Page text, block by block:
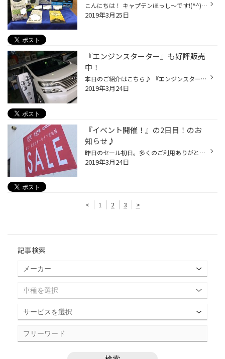
こんにちは！ キャプテンほっし～です!(^^)! ついにマーベル最新作『キャプテンマーベル』が公開されましたネ！！ アベンジャーズが結成される前のお話なのですが ものすごく楽しみですｗｗｗ さて！！ 最近は雪もとけてこれからドライブやお出かけする機会が増えてくるとおもいます！ そこで活躍す...
2019年3月25日
『エンジンスターター』も好評販売
中！
本日のご紹介はこちら♪ 『エンジンスターター』です！ 冬はお車に乗る前から暖かくでき 夏は涼しく快適な車内を実現できますよ♪ 様々なお車にご対応できますので、お気軽にご相談下さいませ♪ ＃エンジンスターター ＃手稲 ＃夏タイヤ
2019年3月24日
『イベント開催！』の2日目！のお
知らせ♪
昨日のセール初日。多くのご利用ありがとうございました！！ 多くのお客様で賑わておりましたね！！ 本日も皆様のお越しお待ちしております！！ ＃夏タイヤセール ＃手稲 ＃安心
2019年3月24日
< 1 2 3 >
記事検索